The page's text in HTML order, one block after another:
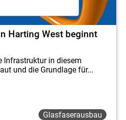
Harting West beginnt
Infrastruktur in diesem
und die Grundlage für...
Glasfaserausbau